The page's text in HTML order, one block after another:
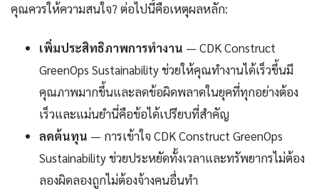
คุณควรให้ความสนใจ? ต่อไปนี้คือเหตุผลหลัก:
เพิ่มประสิทธิภาพการทำงาน — CDK Construct
GreenOps Sustainability ช่วยให้คุณทำงานได้เร็วขึ้นมี
คุณภาพมากขึ้นและลดข้อผิดพลาดในยุคที่ทุกอย่างต้อง
เร็วและแม่นยำนี่คือข้อได้เปรียบที่สำคัญ
ลดต้นทุน — การเข้าใจ CDK Construct GreenOps
Sustainability ช่วยประหยัดทั้งเวลาและทรัพยากรไม่ต้อง
ลองผิดลองถูกไม่ต้องจ้างคนอื่นทำ